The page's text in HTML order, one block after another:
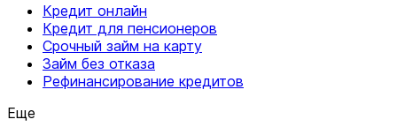
Кредит онлайн
Кредит для пенсионеров
Срочный займ на карту
Займ без отказа
Рефинансирование кредитов
Еще